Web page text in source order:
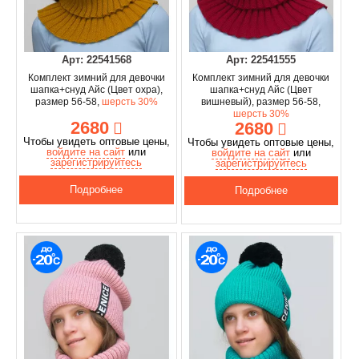
Арт: 22541568
Комплект зимний для девочки
шапка+снуд Айс (Цвет охра),
размер 56-58, шерсть 30%
2680
Чтобы увидеть оптовые цены,
войдите на сайт или
зарегистрируйтесь
Подробнее
Арт: 22541555
Комплект зимний для девочки
шапка+снуд Айс (Цвет
вишневый), размер 56-58,
шерсть 30%
2680
Чтобы увидеть оптовые цены,
войдите на сайтили
зарегистрируйтесь
Подробнее